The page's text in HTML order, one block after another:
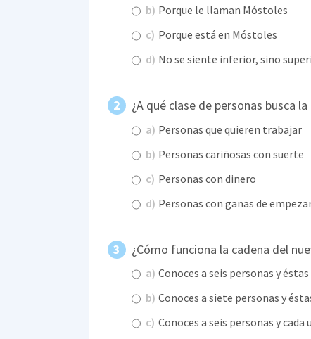
b) Porque le llaman Móstoles
c) Porque está en Móstoles
d) No se siente inferior, sino
¿A qué clase de personas busca
a) Personas que quieren trabajar
b) Personas cariñosas con suerte
c) Personas con dinero
d) Personas con ganas de
¿Cómo funciona la cadena del
a) Conoces a seis personas y éstas
b) Conoces a siete personas y
c) Conoces a seis personas y cada